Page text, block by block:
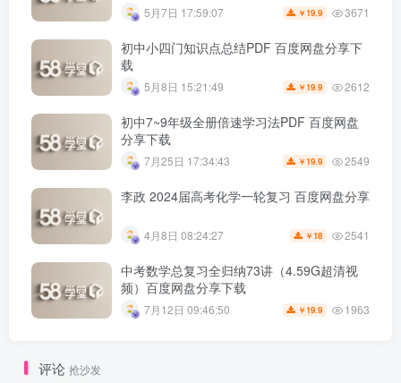
5月7日 17:59:07 ￥ 19.9 3671
初中小四门知识点总结PDF 百度网盘分享下
载
5月8日 15:21:49 ￥ 19.9 2612
初中7~9年级全册倍速学习法PDF 百度网盘
分享下载
7月25日 17:34:43 ￥ 19.9 2549
李政 2024届高考化学一轮复习 百度网盘分享
4月8日 08:24:27 ￥ 18 2541
中考数学总复习全归纳73讲（4.59G超清视
频）百度网盘分享下载
7月12日 09:46:50 ￥ 19.9 1963
评论 抢沙发